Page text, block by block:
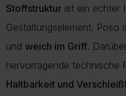
Stoffstruktur ist ein echter
Gestaltungselement. Poso
und weich im Griff.
hervorragende technische
Haltbarkeit und